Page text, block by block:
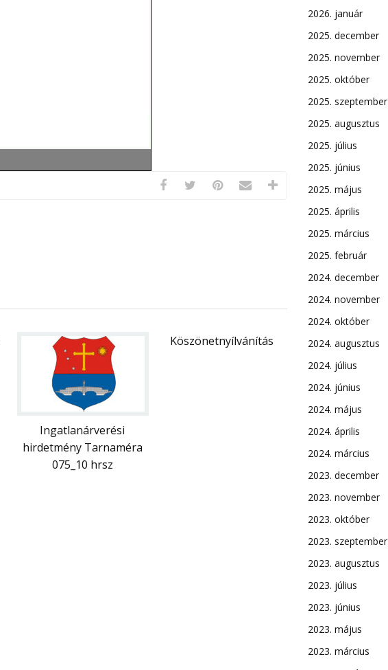
Ingatlanárverési
hirdetmény Tarnaméra
075_10 hrsz
Köszönetnyílvánítás
2026. január
2025. december
2025. november
2025. október
2025. szeptember
2025. augusztus
2025. július
2025. június
2025. május
2025. április
2025. március
2025. február
2024. december
2024. november
2024. október
2024. augusztus
2024. július
2024. június
2024. május
2024. április
2024. március
2023. december
2023. november
2023. október
2023. szeptember
2023. augusztus
2023. július
2023. június
2023. május
2023. március